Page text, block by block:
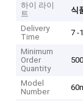
하이 라이
트
식
Delivery
Time
7 -
Minimum
Order
Quantity
Model
Number